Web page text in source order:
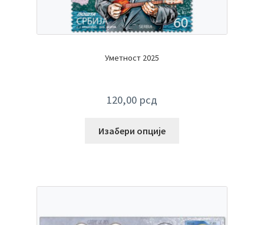
Уметност 2025
120,00 рсд
Изабери опције